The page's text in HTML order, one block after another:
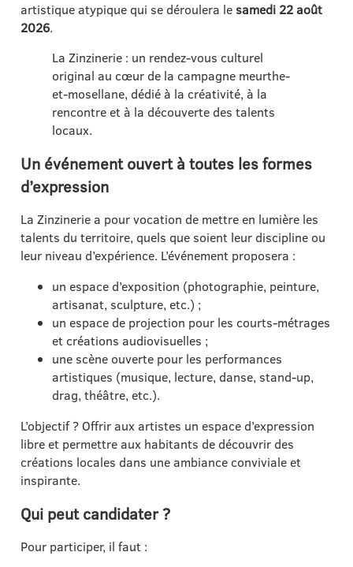
artistique atypique qui se déroulera le samedi 22 août
2026.
La Zinzinerie : un rendez-vous culturel
original au cœur de la campagne meurthe-
et-mosellane, dédié à la créativité, à la
rencontre et à la découverte des talents
locaux.
Un événement ouvert à toutes les formes
d’expression
La Zinzinerie a pour vocation de mettre en lumière les
talents du territoire, quels que soient leur discipline ou
leur niveau d’expérience. L’événement proposera :
un espace d’exposition (photographie, peinture,
artisanat, sculpture, etc.) ;
un espace de projection pour les courts-métrages
et créations audiovisuelles ;
une scène ouverte pour les performances
artistiques (musique, lecture, danse, stand-up,
drag, théâtre, etc.).
L’objectif ? Offrir aux artistes un espace d’expression
libre et permettre aux habitants de découvrir des
créations locales dans une ambiance conviviale et
inspirante.
Qui peut candidater ?
Pour participer, il faut :